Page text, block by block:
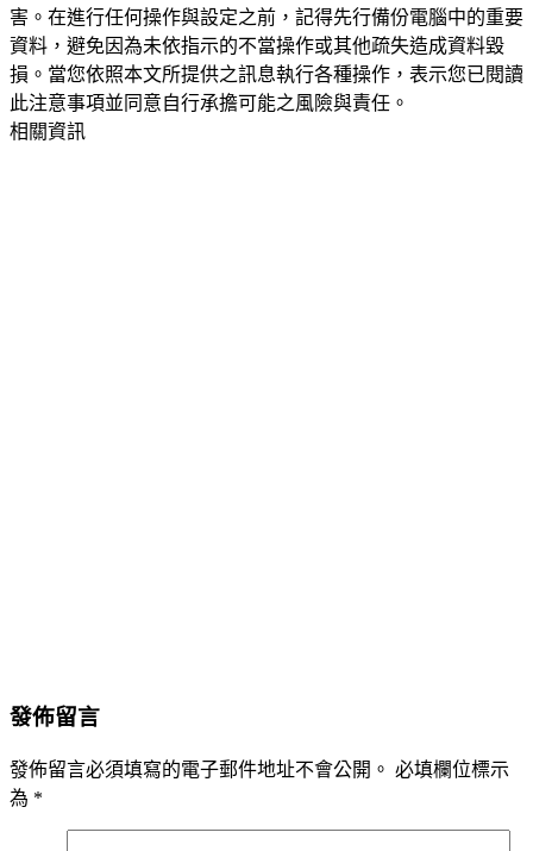
害。在進行任何操作與設定之前，記得先行備份電腦中的重要
資料，避免因為未依指示的不當操作或其他疏失造成資料毀
損。當您依照本文所提供之訊息執行各種操作，表示您已閱讀
此注意事項並同意自行承擔可能之風險與責任。
相關資訊
發佈留言
發佈留言必須填寫的電子郵件地址不會公開。 必填欄位標示
為 *